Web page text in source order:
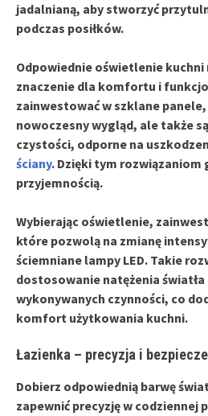
jadalnianą, aby stworzyć
podczas posiłków.
Odpowiednie oświetlenie kuchni
znaczenie dla komfortu i
zainwestować wszklane panele
nowoczesny wygląd, ale także
czystości, odporne na
ściany. Dzięki tym
przyjemnością.
Wybierając oświetlenie,
które pozwolą na zmianę
ściemniane lampy LED. Takie
dostosowanie natężenia
wykonywanych czynności, co
komfort użytkowania kuchni.
Łazienka – precyzja i
Dobierz odpowiednią barwę
zapewnićprecyzjęw codziennej